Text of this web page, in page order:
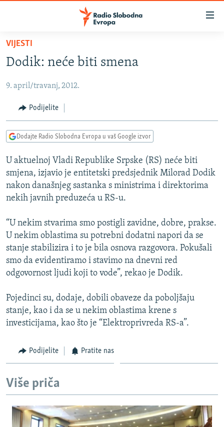
Pređite
glavni
Pređite
Pređite
pretragu
VIJESTI
SRBIJA
KOSOVO
VIZUELNO
VIDEO
FOTOGALERIJE
INFOGRAFIKE
PODCASTI
RAT U UKRAJINI
KINA NA BALKANU
ISPRIČAJ MI
DNEVNO@RSE
SPECIJALI RSE
GENOCID U SREBRENICI
POPLAVE I KLIZIŠTA U BIH 2024.
MOJA EVROPA
TRI DECENIJE OD RATA U BIH
SVE KARTE DEJTONA
PRATITE NAS
VIJESTI
Dodik: neće biti smena
9. april/travanj, 2012.
Podijelite
Dodajte Radio Slobodna Evropa u vaš Google izvor
U aktuelnoj Vladi Republike Srpske (RS) neće biti
smjena, izjavio je entitetski predsjednik Milorad Dodik
nakon današnjeg sastanka s ministrima i direktorima
nekih javnih preduzeća u RS-u.
“U nekim stvarima smo postigli zavidne, dobre, prakse.
U nekim oblastima su potrebni dodatni napori da se
stanje stabilizira i to je bila osnova razgovora. Pokušali
smo da evidentiramo i stavimo na dnevni red
odgovornost ljudi koji to vode”, rekao je Dodik.
Pojedinci su, dodaje, dobili obaveze da poboljšaju
stanje, kao i da se u nekim oblastima krene s
investicijama, kao što je “Elektroprivreda RS-a”.
Podijelite Pratite nas
Više priča